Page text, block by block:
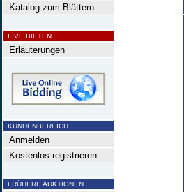
Katalog zum Blättern
LIVE BIETEN
Erläuterungen
KUNDENBEREICH
Anmelden
Kostenlos registrieren
FRÜHERE AUKTIONEN